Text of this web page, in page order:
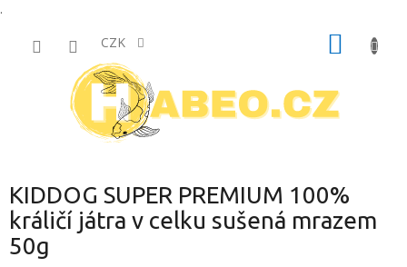
.
CZK
KIDDOG SUPER PREMIUM 100%
králičí játra v celku sušená mrazem
50g